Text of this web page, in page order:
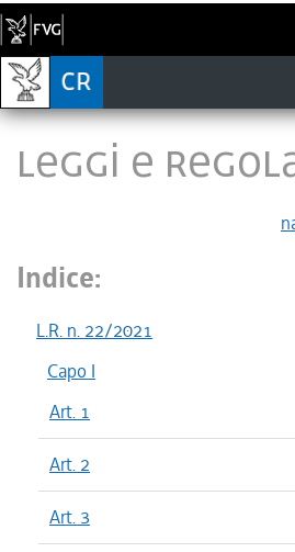
LEGGI E
Indice:
L.R. n. 22/2021
Capo I
Art. 1
Art. 2
Art. 3